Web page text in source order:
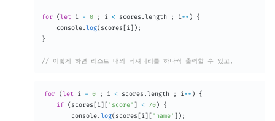
for (let i = 0 ; i < scores .length ; i++ )
{
	console
.log( scores [i] ) ;
}
// 이렇게 하면 리스트 내의 딕셔너리를 하나씩 출력할 수 있고,
for (let i = 0 ; i < scores .length ; i++ )
{
if ( scores [i] [ 'score' ] < 70)
{
		console
.log( scores [i] [ 'name' ] ) ;